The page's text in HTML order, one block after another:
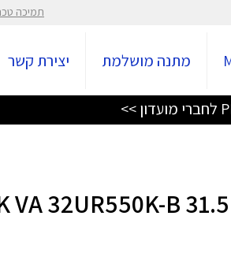
תמיכה
מתנה מושלמת יצירת קשר